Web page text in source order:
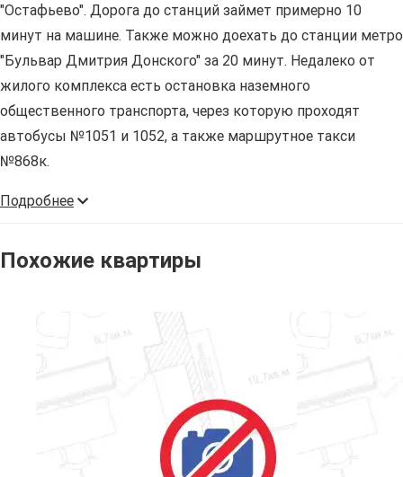
"Остафьево". Дорога до станций займет примерно 10
минут на машине. Также можно доехать до станции метро
"Бульвар Дмитрия Донского" за 20 минут. Недалеко от
жилого комплекса есть остановка наземного
общественного транспорта, через которую проходят
автобусы №1051 и 1052, а также маршрутное такси
№868к.
Подробнее
Похожие квартиры